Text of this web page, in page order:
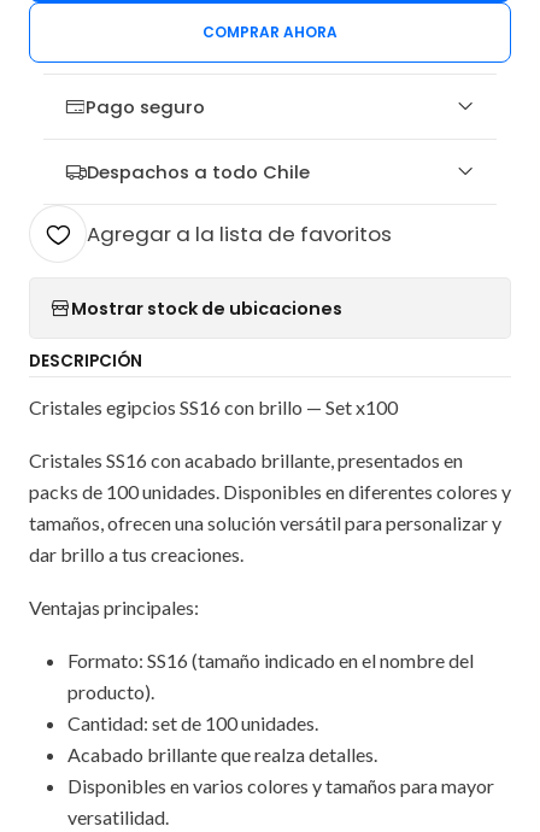
COMPRAR AHORA
Pago seguro
Despachos a todo Chile
Agregar a la lista de favoritos
Mostrar stock de ubicaciones
DESCRIPCIÓN
Cristales egipcios SS16 con brillo — Set x100
Cristales SS16 con acabado brillante, presentados en
packs de 100 unidades. Disponibles en diferentes colores y
tamaños, ofrecen una solución versátil para personalizar y
dar brillo a tus creaciones.
Ventajas principales:
Formato: SS16 (tamaño indicado en el nombre del
producto).
Cantidad: set de 100 unidades.
Acabado brillante que realza detalles.
Disponibles en varios colores y tamaños para mayor
versatilidad.